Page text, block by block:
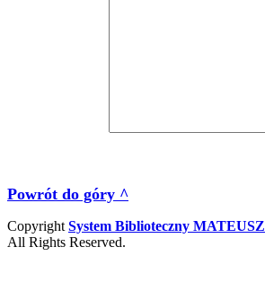
Powrót do góry ^
Copyright System Biblioteczny MATEUSZ
All Rights Reserved.